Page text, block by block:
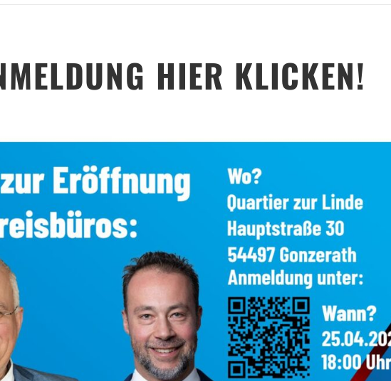
HIER KLICKEN!